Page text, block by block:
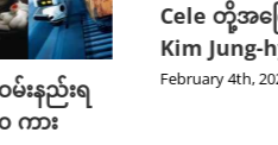
(၆၆) −
Cele တို့အက
Ian
January 29th,